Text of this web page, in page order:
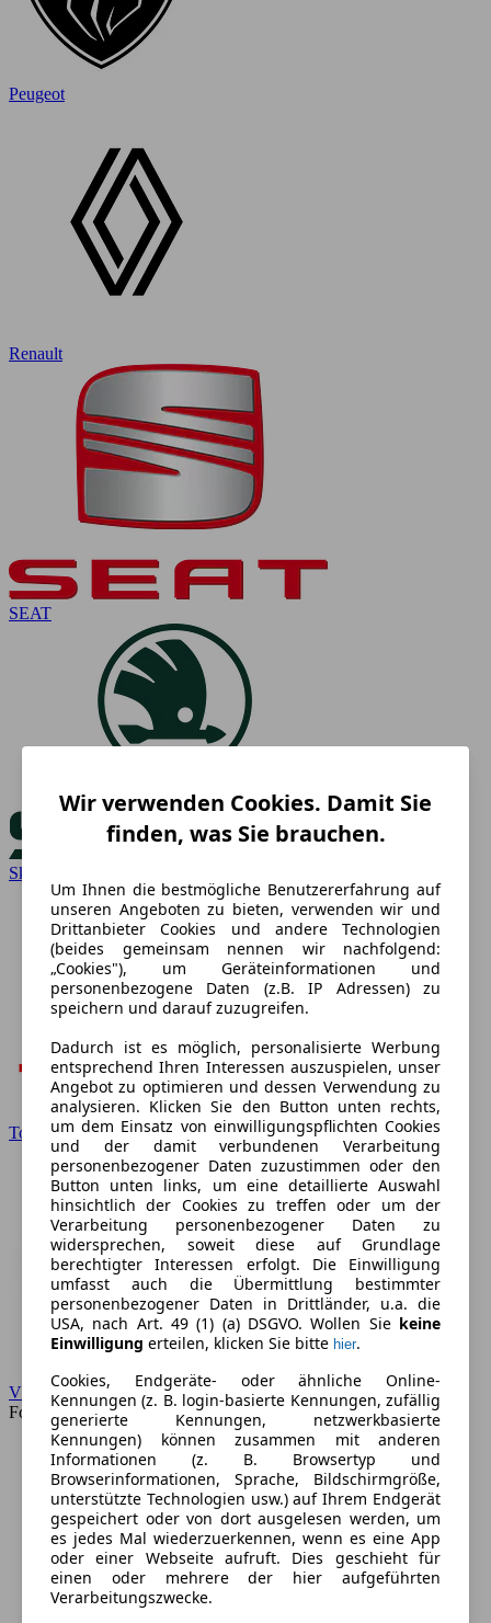
Peugeot
Renault
SEAT
Skoda
Toyota
VW
Forum
Wir verwenden Cookies. Damit Sie
finden, was Sie brauchen.
Um Ihnen die bestmögliche Benutzererfahrung auf
unseren Angeboten zu bieten, verwenden wir und
Drittanbieter Cookies und andere Technologien
(beides gemeinsam nennen wir nachfolgend:
„Cookies"), um Geräteinformationen und
personenbezogene Daten (z.B. IP Adressen) zu
speichern und darauf zuzugreifen.
Dadurch ist es möglich, personalisierte Werbung
entsprechend Ihren Interessen auszuspielen, unser
Angebot zu optimieren und dessen Verwendung zu
analysieren. Klicken Sie den Button unten rechts,
um dem Einsatz von einwilligungspflichten Cookies
und der damit verbundenen Verarbeitung
personenbezogener Daten zuzustimmen oder den
Button unten links, um eine detaillierte Auswahl
hinsichtlich der Cookies zu treffen oder um der
Verarbeitung personenbezogener Daten zu
widersprechen, soweit diese auf Grundlage
berechtigter Interessen erfolgt. Die Einwilligung
umfasst auch die Übermittlung bestimmter
personenbezogener Daten in Drittländer, u.a. die
USA, nach Art. 49 (1) (a) DSGVO. Wollen Sie keine
Einwilligung erteilen, klicken Sie bitte hier.
Cookies, Endgeräte- oder ähnliche Online-
Kennungen (z. B. login-basierte Kennungen, zufällig
generierte Kennungen, netzwerkbasierte
Kennungen) können zusammen mit anderen
Informationen (z. B. Browsertyp und
Browserinformationen, Sprache, Bildschirmgröße,
unterstützte Technologien usw.) auf Ihrem Endgerät
gespeichert oder von dort ausgelesen werden, um
es jedes Mal wiederzuerkennen, wenn es eine App
oder einer Webseite aufruft. Dies geschieht für
einen oder mehrere der hier aufgeführten
Verarbeitungszwecke.